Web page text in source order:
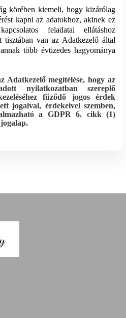
körében kiemeli, hogy kizárólag
kapni az adatokhoz, akinek ez
feladatai ellátáshoz
tisztában van az Adatkezelő által
több évtizedes hagyománya
Adatkezelő megítélése, hogy az
nyilatkozatban szereplő
fűződő jogos érdek
jogaival, érdekeivel szemben,
a GDPR 6. cikk (1)